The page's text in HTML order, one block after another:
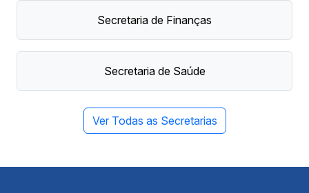
Secretaria de Finanças
Secretaria de Saúde
Ver Todas as Secretarias